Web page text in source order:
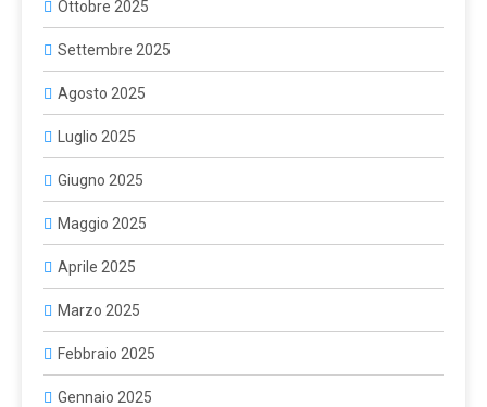
Ottobre 2025
Settembre 2025
Agosto 2025
Luglio 2025
Giugno 2025
Maggio 2025
Aprile 2025
Marzo 2025
Febbraio 2025
Gennaio 2025